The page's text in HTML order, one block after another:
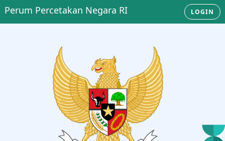
Perum Percetakan Negara RI LOGIN